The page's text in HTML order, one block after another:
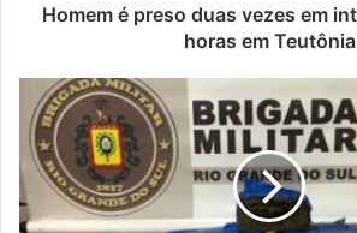
horasHomem é preso duas vezes em
horas em Teutônia
Brigada
Militar
prende
“Tatu
do
tráfico”